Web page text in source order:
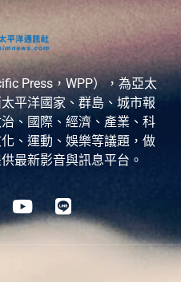
Press，WPP），為亞太
平洋國家、群島、城市報
、國際、經濟、產業、科
、運動、娛樂等議題，做
最新影音與訊息平台。